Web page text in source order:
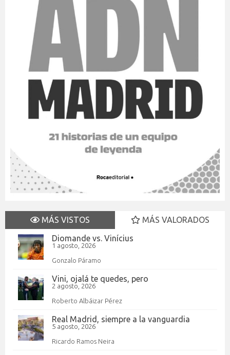
MÁS VISTOS
MÁS VALORADOS
Diomande vs. Vinícius
1 agosto, 2026
Gonzalo Páramo
Vini, ojalá te quedes, pero
2 agosto, 2026
Roberto Albáizar Pérez
Real Madrid, siempre a la vanguardia
5 agosto, 2026
Ricardo Ramos Neira